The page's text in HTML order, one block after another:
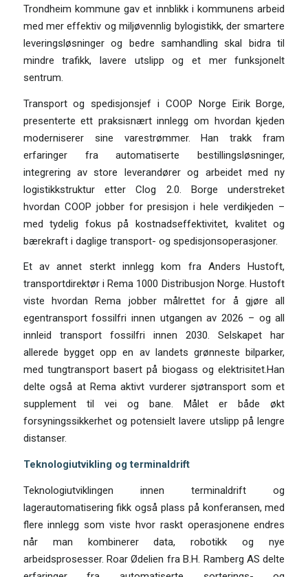
Trondheim kommune gav et innblikk i kommunens arbeid
med mer effektiv og miljøvennlig bylogistikk, der smartere
leveringsløsninger og bedre samhandling skal bidra til
mindre trafikk, lavere utslipp og et mer funksjonelt
sentrum.
Transport og spedisjonsjef i COOP Norge Eirik Borge,
presenterte ett praksisnært innlegg om hvordan kjeden
moderniserer sine varestrømmer. Han trakk fram
erfaringer fra automatiserte bestillingsløsninger,
integrering av store leverandører og arbeidet med ny
logistikkstruktur etter Clog 2.0. Borge understreket
hvordan COOP jobber for presisjon i hele verdikjeden –
med tydelig fokus på kostnadseffektivitet, kvalitet og
bærekraft i daglige transport- og spedisjonsoperasjoner.
Et av annet sterkt innlegg kom fra Anders Hustoft,
transportdirektør i Rema 1000 Distribusjon Norge. Hustoft
viste hvordan Rema jobber målrettet for å gjøre all
egentransport fossilfri innen utgangen av 2026 – og all
innleid transport fossilfri innen 2030. Selskapet har
allerede bygget opp en av landets grønneste bilparker,
med tungtransport basert på biogass og elektrisitet.Han
delte også at Rema aktivt vurderer sjøtransport som et
supplement til vei og bane. Målet er både økt
forsyningssikkerhet og potensielt lavere utslipp på lengre
distanser.
Teknologiutvikling og terminaldrift
Teknologiutviklingen innen terminaldrift og
lagerautomatisering fikk også plass på konferansen, med
flere innlegg som viste hvor raskt operasjonene endres
når man kombinerer data, robotikk og nye
arbeidsprosesser. Roar Ødelien fra B.H. Ramberg AS delte